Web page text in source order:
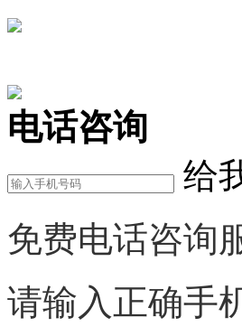
电话咨询
给
免费电话咨询
请输入正确手